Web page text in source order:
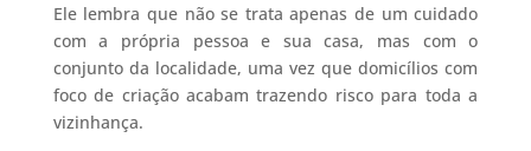
Ele lembra que não se trata apenas de um cuidado
com a própria pessoa e sua casa, mas com o
conjunto da localidade, uma vez que domicílios com
foco de criação acabam trazendo risco para toda a
vizinhança.